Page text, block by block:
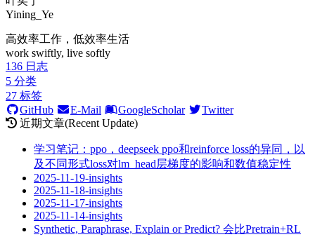
Yining_Ye
高效率工作，低效率生活
work swiftly, live softly
136 日志
5 分类
27 标签
GitHub
E-Mail GoogleScholar
Twitter
近期文章(Recent Update)
学习笔记：ppo，deepseek ppo和reinforce loss的异同，以
及不同形式loss对lm_head层梯度的影响和数值稳定性
2025-11-19-insights
2025-11-18-insights
2025-11-17-insights
2025-11-14-insights
Synthetic, Paraphrase, Explain or Predict? 会比Pretrain+RL